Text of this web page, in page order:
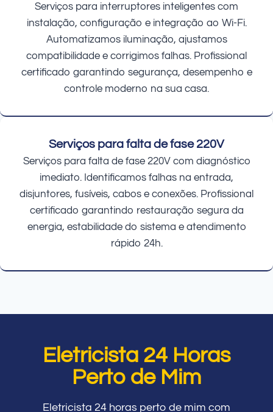
Serviços para interruptores inteligentes com
instalação, configuração e integração ao Wi-Fi.
Automatizamos iluminação, ajustamos
compatibilidade e corrigimos falhas. Profissional
certificado garantindo segurança, desempenho e
controle moderno na sua casa.
Serviços para falta de fase 220V
Serviços para falta de fase 220V com diagnóstico
imediato. Identificamos falhas na entrada,
disjuntores, fusíveis, cabos e conexões. Profissional
certificado garantindo restauração segura da
energia, estabilidade do sistema e atendimento
rápido 24h.
Eletricista 24 Horas
Perto de Mim
Eletricista 24 horas perto de mim com